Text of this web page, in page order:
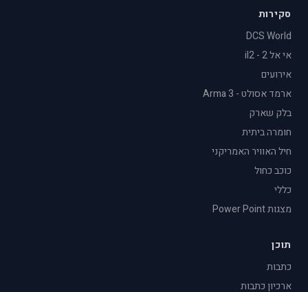
סקירות
DCS World
אי אל 2 - il2
אירועים
ארמד אסולט - Arma 3
בלק שארק
חומרה ביתית
חיל האוויר האמריקני
כוכב כחול
כללי
מצגות Power Point
תוכן
כתבות
ארכיון כתבות